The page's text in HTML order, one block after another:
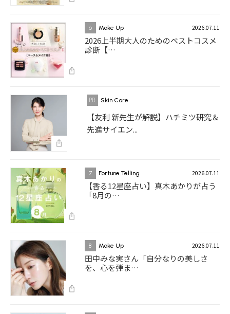
6 Make Up 2026.07.11
2026上半期大人のためのベストコスメ
診断【…
Skin Care
【友利 新先生が解説】ハチミツ研究＆
先進サイエン...
7 Fortune Telling 2026.07.11
【香る12星座占い】真木あかりが占う
「8月の…
8 Make Up 2026.07.11
田中みな実さん「自分なりの美しさ
を、心を弾ま…